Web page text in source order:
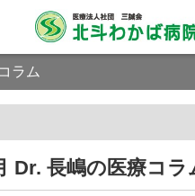
ラム
Dr. 長嶋の医療コラ